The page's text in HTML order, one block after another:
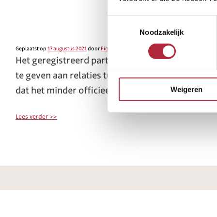
Noodzakelijk
Weigeren
Geplaatst op17 augustus 2021doorFiona
Het geregistreerd partnerschap is een vorm
te geven aan relaties tussen personen van
dat het minder officieel is dan een huwelijk,
Lees verder >>